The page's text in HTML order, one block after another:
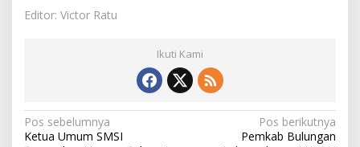
Editor: Victor Ratu
Ikuti Kami
N
Pos sebelumnya
Ketua Umum SMSI
Pos berikutnya
Pemkab Bulungan